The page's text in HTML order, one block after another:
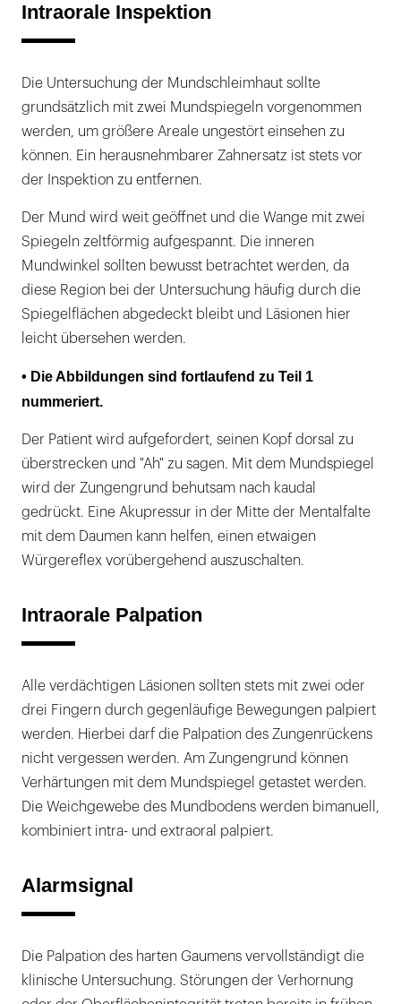
Intraorale Inspektion
Die Untersuchung der Mundschleimhaut sollte
grundsätzlich mit zwei Mundspiegeln vorgenommen
werden, um größere Areale ungestört einsehen zu
können. Ein herausnehmbarer Zahnersatz ist stets vor
der Inspektion zu entfernen.
Der Mund wird weit geöffnet und die Wange mit zwei
Spiegeln zeltförmig aufgespannt. Die inneren
Mundwinkel sollten bewusst betrachtet werden, da
diese Region bei der Untersuchung häufig durch die
Spiegelflächen abgedeckt bleibt und Läsionen hier
leicht übersehen werden.
• Die Abbildungen sind fortlaufend zu Teil 1
nummeriert.
Der Patient wird aufgefordert, seinen Kopf dorsal zu
überstrecken und "Ah" zu sagen. Mit dem Mundspiegel
wird der Zungengrund behutsam nach kaudal
gedrückt. Eine Akupressur in der Mitte der Mentalfalte
mit dem Daumen kann helfen, einen etwaigen
Würgereflex vorübergehend auszuschalten.
Intraorale Palpation
Alle verdächtigen Läsionen sollten stets mit zwei oder
drei Fingern durch gegenläufige Bewegungen palpiert
werden. Hierbei darf die Palpation des Zungenrückens
nicht vergessen werden. Am Zungengrund können
Verhärtungen mit dem Mundspiegel getastet werden.
Die Weichgewebe des Mundbodens werden bimanuell,
kombiniert intra- und extraoral palpiert.
Alarmsignal
Die Palpation des harten Gaumens vervollständigt die
klinische Untersuchung. Störungen der Verhornung